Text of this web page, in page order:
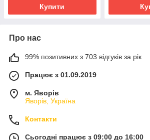
Купити
Про нас
99% позитивних з 703 відгуків за рік
Працює з 01.09.2019
м. Яворів
Яворів, Україна
Контакти
Сьогодні працює з 09:00 до 16:00